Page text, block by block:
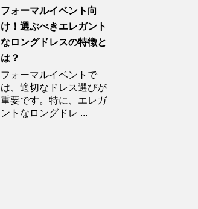
フォーマルイベント向
け！選ぶべきエレガント
なロングドレスの特徴と
は？
フォーマルイベントで
は、適切なドレス選びが
重要です。特に、エレガ
ントなロングドレ ...